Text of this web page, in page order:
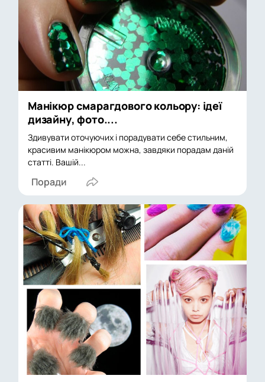
Манікюр смарагдового кольору: ідеї
дизайну, фото....
Здивувати оточуючих і порадувати себе стильним,
красивим манікюром можна, завдяки порадам даній
статті. Вашій...
Поради